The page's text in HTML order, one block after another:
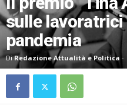
sulle lavoratrici
pandemia
Di Redazione Attualità e Politica -